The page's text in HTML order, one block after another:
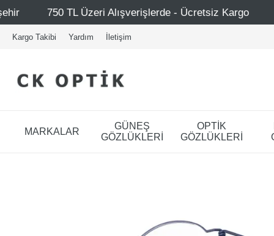
- Ücretsiz Kargo Mağazalarımız –
Kargo Takibi Yardım İletişim
MARKALAR
GÜNEŞ
GÖZLÜKLERİ
OPTİK
GÖZLÜKLERİ